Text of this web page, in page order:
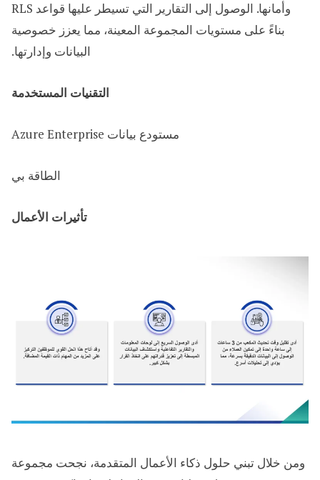
وأمانها. الوصول إلى التقارير التي تسيطر عليها قواعد RLS
بناءً على مستويات المجموعة المعينة، مما يعزز خصوصية
البيانات وإدارتها.
التقنيات المستخدمة
مستودع بيانات Azure Enterprise
الطاقة بي
تأثيرات الأعمال
ومن خلال تبني حلول ذكاء الأعمال المتقدمة، نجحت مجموعة